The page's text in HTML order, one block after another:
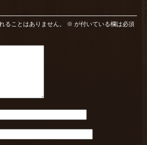
ることはありません。 ※ が付いている欄は必須